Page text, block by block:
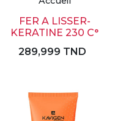
FER A LISSER-
KERATINE 230 C°
289,999 TND